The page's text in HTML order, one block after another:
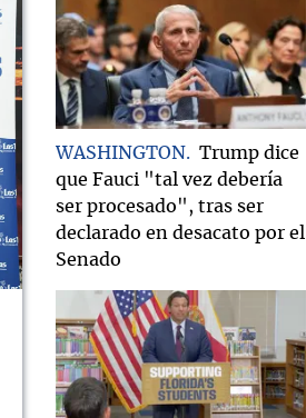
WASHINGTON
Trump dice
que Fauci "tal vez debería
ser procesado", tras ser
declarado en desacato por el
Senado